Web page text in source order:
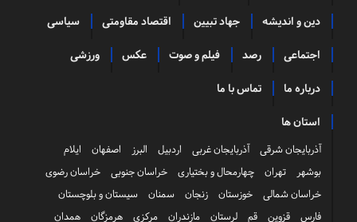
دین و اندیشه جهاد تبیین اقتصاد مقاومتی سیاسی
اجتماعی رصد فیلم و صوت عکس ورزشی
درباره ما تماس با ما
استان ها
آذربایجان شرقی آذربایجان غربی اردبیل البرز اصفهان
ایلام
بوشهر
تهران چهارمحال و بختیاری خراسان جنوبی
خراسان رضوی
خراسان شمالی
خوزستان زنجان سمنان
سیستان و بلوچستان
فارس
قزوین قم لرستان مازندران مرکزی هرمزگان همدان